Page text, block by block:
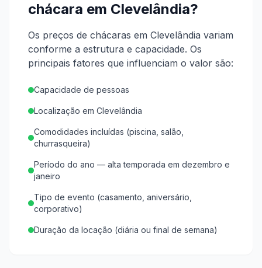
chácara em Clevelândia?
Os preços de chácaras em Clevelândia variam
conforme a estrutura e capacidade. Os
principais fatores que influenciam o valor são:
Capacidade de pessoas
Localização em Clevelândia
Comodidades incluídas (piscina, salão,
churrasqueira)
Período do ano — alta temporada em dezembro e
janeiro
Tipo de evento (casamento, aniversário,
corporativo)
Duração da locação (diária ou final de semana)